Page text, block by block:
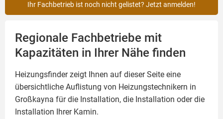
Ihr Fachbetrieb ist noch nicht gelistet? Jetzt anmelden!
Regionale Fachbetriebe mit
Kapazitäten in Ihrer Nähe finden
Heizungsfinder zeigt Ihnen auf dieser Seite eine
übersichtliche Auflistung von Heizungstechnikern in
Großkayna für die Installation, die Installation oder die
Installation Ihrer Kamin.